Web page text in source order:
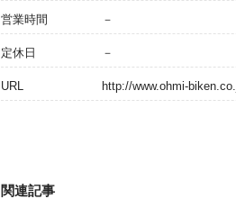
営業時間 －
定休日 －
URL http://www.ohmi-
関連記事